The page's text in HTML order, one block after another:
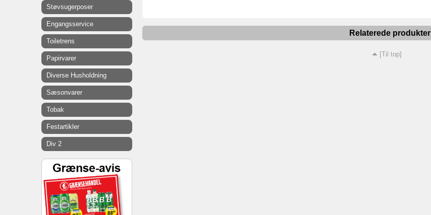
Relaterede produkter
[Til top]
Støvsugerposer
Engangsservice
Toiletrens
Papirvarer
Diverse Husholdning
Sæsonvarer
Tobak
Festartikler
Div 2